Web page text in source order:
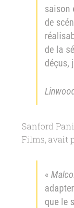
saison
de
de la
déçus,
Sanford
Films, avait
«
que le